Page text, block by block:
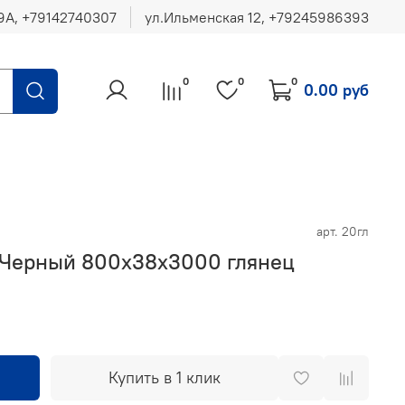
ул.Ильменская 12, ‪+79245986393
0 0 0 0.00 руб
арт. 20гл
800х38х3000 глянец
Купить в 1 клик